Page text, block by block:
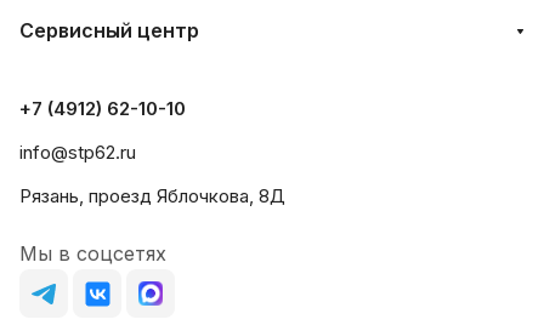
Сервисный центр
+7 (4912) 62-10-10
info@stp62.ru
Рязань, проезд Яблочкова, 8Д
Мы в соцсетях